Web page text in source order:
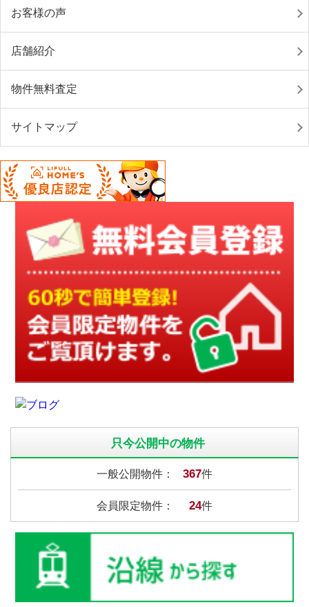
お客様の声
店舗紹介
物件無料査定
サイトマップ
只今公開中の物件
一般公開物件： 367件
会員限定物件： 24件